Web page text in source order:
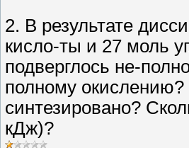
2. В результате
кисло-ты и 27 моль
подверглось не-
полному
синтезировано?
кДж)?